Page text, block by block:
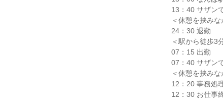
13：40 サザン
＜休憩を挟みな
24：30 退勤
＜駅から徒歩3
07：15 出勤
07：40 サザン
＜休憩を挟みな
12：20 事務処
12：30 お仕事